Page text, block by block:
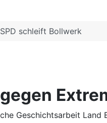
SPD schleift Bollwerk
Geschichtsarbeit Land